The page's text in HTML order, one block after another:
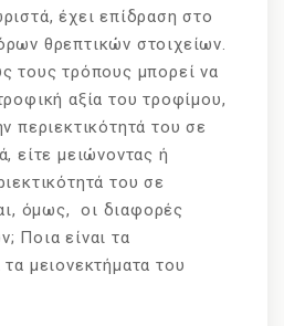
έχει επίδραση στο
θρεπτικών στοιχείων.
τους τρόπους μπορεί να
αξία του τροφίμου,
περιεκτικότητά του σε
είτε μειώνοντας ή
του σε
όμως, οι διαφορές
Ποια είναι τα
μειονεκτήματα του